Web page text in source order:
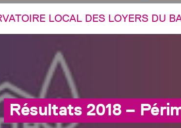
LOCAL DES LOYERS DU
Résultats 2018 –